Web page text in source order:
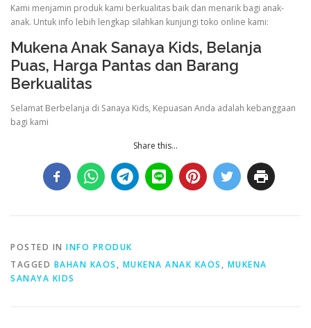
Kami menjamin produk kami berkualitas baik dan menarik bagi anak-
anak. Untuk info lebih lengkap silahkan kunjungi toko online kami:
Mukena Anak Sanaya Kids, Belanja
Puas, Harga Pantas dan Barang
Berkualitas
Selamat Berbelanja di Sanaya Kids, Kepuasan Anda adalah kebanggaan
bagi kami
Share this...
POSTED IN INFO PRODUK
TAGGED BAHAN KAOS , MUKENA ANAK KAOS , MUKENA
SANAYA KIDS